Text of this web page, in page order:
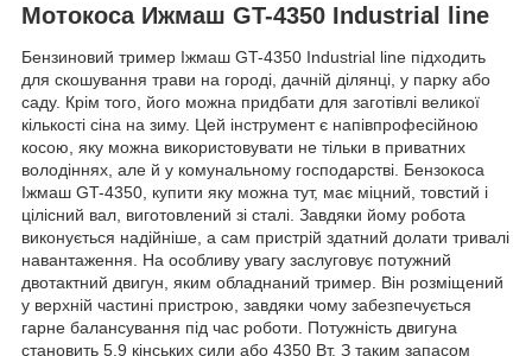
Мотокоса Ижмаш GT-4350 Industrial line
Бензиновий тример Іжмаш GT-4350 Industrial line підходить
для скошування трави на городі, дачній ділянці, у парку або
саду. Крім того, його можна придбати для заготівлі великої
кількості сіна на зиму. Цей інструмент є напівпрофесійною
косою, яку можна використовувати не тільки в приватних
володіннях, але й у комунальному господарстві. Бензокоса
Іжмаш GT-4350, купити яку можна тут, має міцний, товстий і
цілісний вал, виготовлений зі сталі. Завдяки йому робота
виконується надійніше, а сам пристрій здатний долати тривалі
навантаження. На особливу увагу заслуговує потужний
двотактний двигун, яким обладнаний тример. Він розміщений
у верхній частині пристрою, завдяки чому забезпечується
гарне балансування під час роботи. Потужність двигуна
становить 5,9 кінських сили або 4350 Вт. З таким запасом